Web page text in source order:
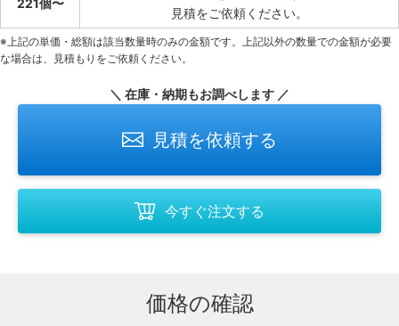
見積をご依頼ください。
※上記の単価・総額は該当数量時のみの金額です。上記以外の数量での金額が必要
な場合は、見積もりをご依頼ください。
＼ 在庫・納期もお調べします ／
見積を依頼する
今すぐ注文する
価格の確認